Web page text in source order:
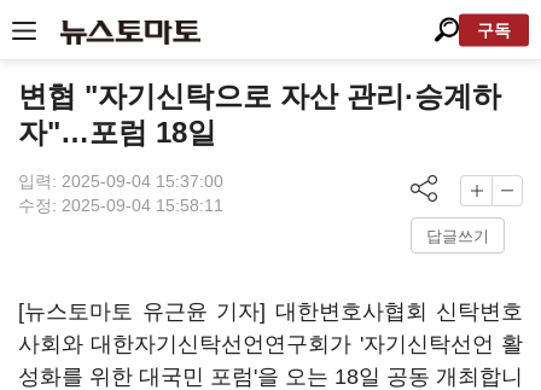
구독
변협 "자기신탁으로 자산 관리·승계하
자"…포럼 18일
입력: 2025-09-04 15:37:00
수정: 2025-09-04 15:58:11
답글쓰기
[뉴스토마토 유근윤 기자] 대한변호사협회 신탁변호
사회와 대한자기신탁선언연구회가 '자기신탁선언 활
성화를 위한 대국민 포럼'을 오는 18일 공동 개최합니